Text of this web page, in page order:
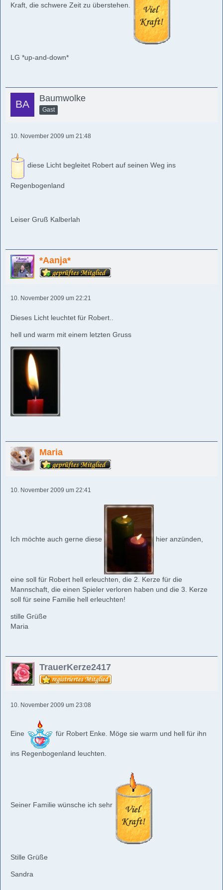
Kraft, die schwere Zeit zu überstehen.
LG *up-and-down*
Baumwolke
Gast
10. November 2009 um 21:48
diese Licht begleitet Robert auf seinen Weg ins
Regenbogenland
Leiser Gruß Kalberlah
*Aanja*
10. November 2009 um 22:21
Dieses Licht leuchtet für Robert..
hell und warm mit einem letzten Gruss
Maria
10. November 2009 um 22:41
Ich möchte auch gerne diese hier anzünden,
eine soll für Robert hell erleuchten, die 2. Kerze für die
Mannschaft, die einen Spieler verloren haben und die 3. Kerze
soll für seine Familie hell erleuchten!
stille Grüße
Maria
TrauerKerze2417
10. November 2009 um 23:08
Eine für Robert Enke. Möge sie warm und hell für ihn
ins Regenbogenland leuchten.
Seiner Familie wünsche ich sehr
Stille Grüße
Sandra